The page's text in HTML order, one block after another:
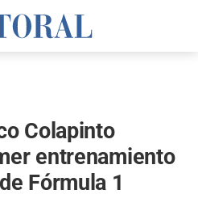
Colapinto
entrenamiento
Fórmula 1